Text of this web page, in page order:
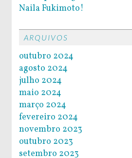
Naila Fukimoto!
ARQUIVOS
outubro 2024
agosto 2024
julho 2024
maio 2024
março 2024
fevereiro 2024
novembro 2023
outubro 2023
setembro 2023